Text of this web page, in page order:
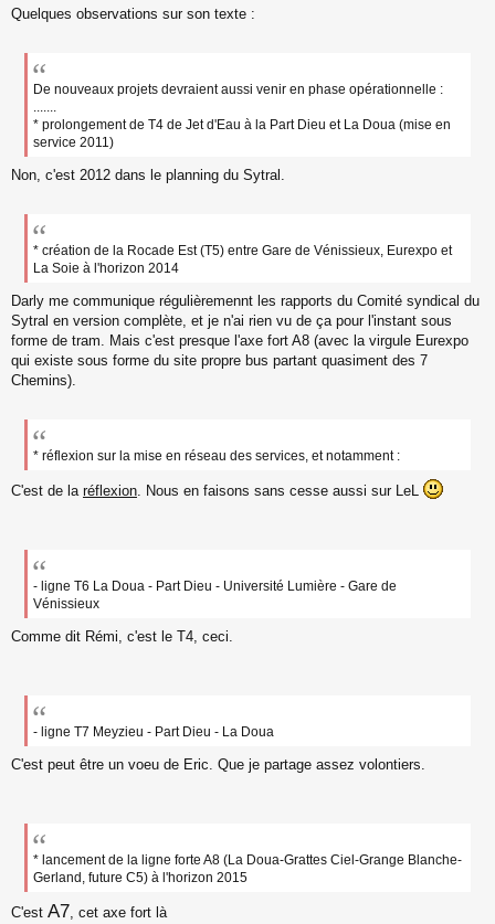
Quelques observations sur son texte :
De nouveaux projets devraient aussi venir en phase opérationnelle :
.......
* prolongement de T4 de Jet d'Eau à la Part Dieu et La Doua (mise en
service 2011)
Non, c'est 2012 dans le planning du Sytral.
* création de la Rocade Est (T5) entre Gare de Vénissieux, Eurexpo et
La Soie à l'horizon 2014
Darly me communique régulièremennt les rapports du Comité syndical du
Sytral en version complète, et je n'ai rien vu de ça pour l'instant sous
forme de tram. Mais c'est presque l'axe fort A8 (avec la virgule Eurexpo
qui existe sous forme du site propre bus partant quasiment des 7
Chemins).
* réflexion sur la mise en réseau des services, et notamment :
C'est de la réflexion. Nous en faisons sans cesse aussi sur LeL
- ligne T6 La Doua - Part Dieu - Université Lumière - Gare de
Vénissieux
Comme dit Rémi, c'est le T4, ceci.
- ligne T7 Meyzieu - Part Dieu - La Doua
C'est peut être un voeu de Eric. Que je partage assez volontiers.
* lancement de la ligne forte A8 (La Doua-Grattes Ciel-Grange Blanche-
Gerland, future C5) à l'horizon 2015
C'est A7, cet axe fort là